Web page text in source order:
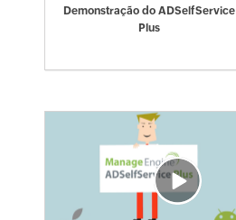
Demonstração do ADSelfService
Plus